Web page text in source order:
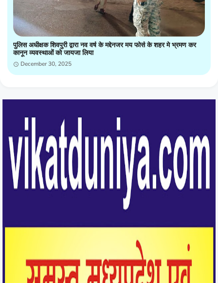
पुलिस अधीक्षक शिवपुरी द्वारा नव वर्ष के मद्देनजर मय फोर्स के शहर मे भ्रमण कर
कानून व्यवस्थाओं को जायजा लिया
December 30, 2025